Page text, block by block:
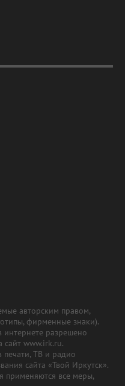
авторским правом,
фирменные знаки).
интернете разрешено
сайт www.irk.ru.
печати, ТВ и радио
сайта «Твой Иркутск».
применяются все меры,